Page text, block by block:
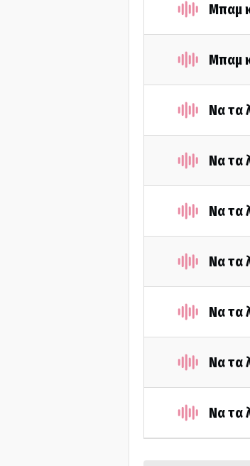
Μπαμ
Μπαμ
Να τα
Να τα
Να τα
Να τα
Να τα
Να τα
Να τα